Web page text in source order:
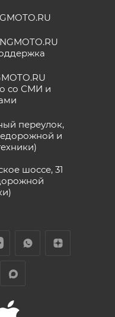
со СМИ и
переулок,
и
шоссе, 31